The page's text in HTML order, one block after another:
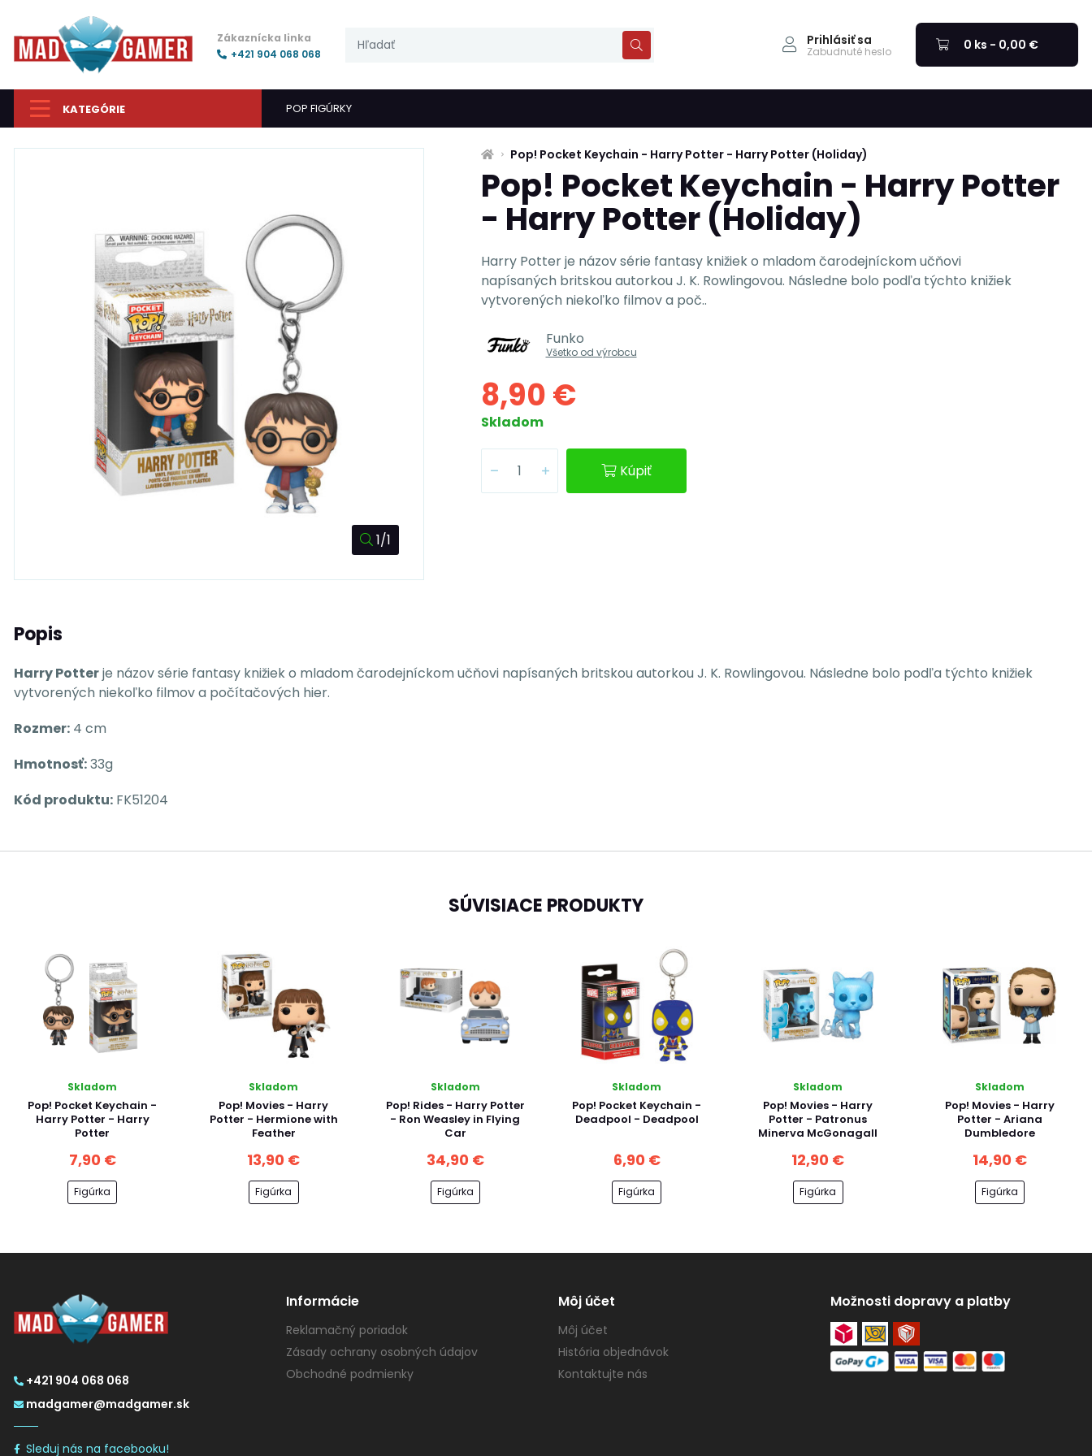
Zákaznícka linka
+421 904 068 068
Prihlásiť sa
Zabudnuté heslo 0 ks - 0,00 €
KATEGÓRIE POP FIGÚRKY
1/1
Pop! Pocket Keychain - Harry Potter - Harry Potter (Holiday)
Pop! Pocket Keychain - Harry Potter
- Harry Potter (Holiday)
Harry Potter je názov série fantasy knižiek o mladom čarodejníckom učňovi
napísaných britskou autorkou J. K. Rowlingovou. Následne bolo podľa týchto knižiek
vytvorených niekoľko filmov a poč..
Funko
Všetko od výrobcu
8,90 €
Skladom
Kúpiť
Popis
Harry Potterje názov série fantasy knižiek o mladom čarodejníckom učňovi napísaných britskou autorkou J. K. Rowlingovou. Následne bolo podľa týchto knižiek
vytvorených niekoľko filmov a počítačových hier.
Rozmer: 4 cm
Hmotnosť:33g
Kód produktu: FK51204
SÚVISIACE PRODUKTY
Skladom
Pop! Pocket Keychain -
Harry Potter - Harry
Potter
7,90 €
Figúrka
Skladom
Pop! Movies - Harry
Potter - Hermione with
Feather
13,90 €
Figúrka
Skladom
Pop! Rides - Harry Potter
- Ron Weasley in Flying
Car
34,90 €
Figúrka
Skladom
Pop! Pocket Keychain -
Deadpool - Deadpool
6,90 €
Figúrka
Skladom
Pop! Movies - Harry
Potter - Patronus
Minerva McGonagall
12,90 €
Figúrka
Skladom
Pop! Movies - Harry
Potter - Ariana
Dumbledore
14,90 €
Figúrka
+421 904 068 068
madgamer@madgamer.sk
Sleduj nás na facebooku!
Informácie
Reklamačný poriadok
Zásady ochrany osobných údajov
Obchodné podmienky
Môj účet
Môj účet
História objednávok
Kontaktujte nás
Možnosti dopravy a platby